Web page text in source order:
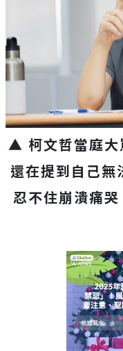
▲ 柯文哲當庭大
還在提到自己無
忍不住崩潰痛